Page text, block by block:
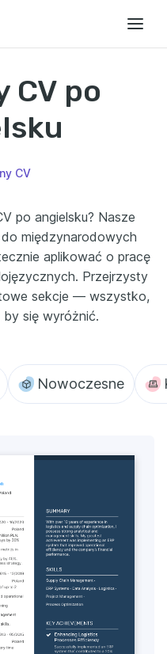
CV po
CV
po angielsku? Nasze
międzynarodowych
aplikować o pracę
Przejrzysty
sekcje — wszystko,
się wyróżnić.
Nowoczesne